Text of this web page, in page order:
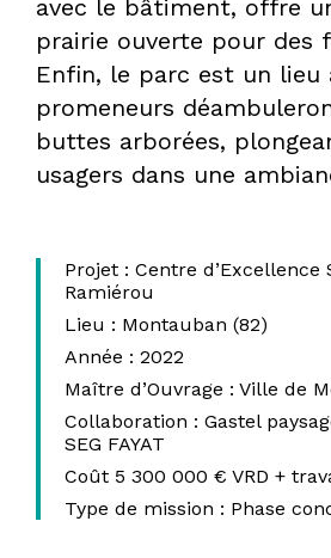
avec le bâtiment, offre
prairie ouverte pour des
Enfin, le parc est un lieu
promeneurs
buttes arborées,
usagers dans une
Projet : Centre d’Excellence
Ramiérou
Lieu : Montauban (82)
Année : 2022
Maître d’Ouvrage : Ville de
Collaboration : Gastel
SEG FAYAT
Coût 5 300 000 € VRD +
Type de mission : Phase